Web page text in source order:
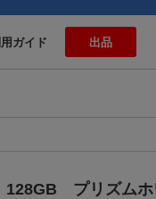
ガイド 出品
128GB プリズム